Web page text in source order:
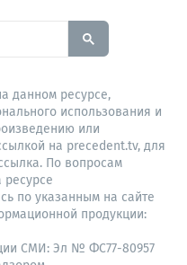
this site, enter a
данном ресурсе,
использования и
или
на precedent.tv, для
По вопросам
по указанным на сайте
продукции:
СМИ: Эл № ФС77-80957